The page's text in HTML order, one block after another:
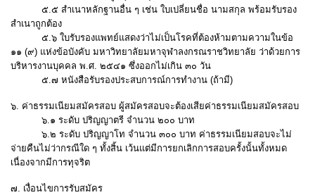
๕.๕ สำเนาหลักฐานอื่น ๆ เช่น ใบเปลี่ยนชื่อ นามสกุล พร้อมรับรอง
สำเนาถูกต้อง
๕.๖ ใบรับรองแพทย์แสดงว่าไม่เป็นโรคที่ต้องห้ามตามความในข้อ
๑๑ (๙) แห่งข้อบังคับ มหาวิทยาลัยมหาจุฬาลงกรณราชวิทยาลัย ว่าด้วยการ
บริหารงานบุคคล พ.ศ. ๒๕๔๑ ซึ่งออกไม่เกิน ๓๐ วัน
๕.๗ หนังสือรับรองประสบการณ์การทำงาน (ถ้ามี)
๖. ค่าธรรมเนียมสมัครสอบ ผู้สมัครสอบจะต้องเสียค่าธรรมเนียมสมัครสอบ
๖.๑ ระดับ ปริญญาตรี จำนวน ๒๐๐ บาท
๖.๒ ระดับ ปริญญาโท จำนวน ๓๐๐ บาท ค่าธรรมเนียมสอบจะไม่
จ่ายคืนไม่ว่ากรณีใด ๆ ทั้งสิ้น เว้นแต่มีการยกเลิกการสอบครั้งนั้นทั้งหมด
เนื่องจากมีการทุจริต
๗. เงื่อนไขการรับสมัคร